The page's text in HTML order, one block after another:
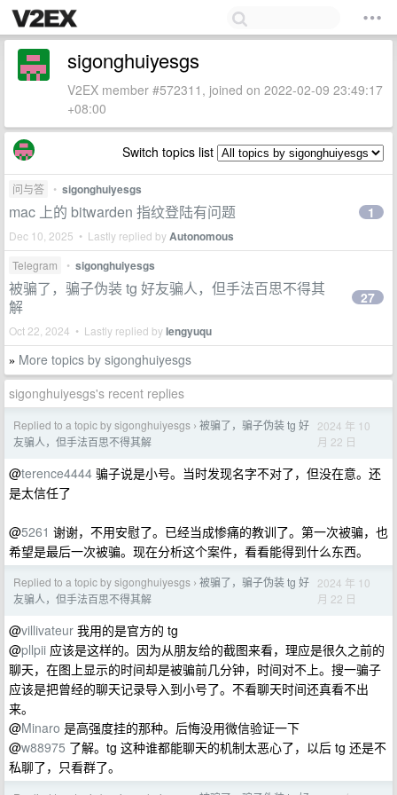
sigonghuiyesgs
V2EX member #572311, joined on 2022-02-09 23:49:17
+08:00
Switch topics list
问与答 • sigonghuiyesgs
mac 上的 bitwarden 指纹登陆有问题
Dec 10, 2025 • Lastly replied byAutonomous
1
Telegram • sigonghuiyesgs
被骗了，骗子伪装 tg 好友骗人，但手法百思不得其
解
Oct 22, 2024 • Lastly replied bylengyuqu
27
» More topics by sigonghuiyesgs
sigonghuiyesgs's recent replies
Replied to a topic by sigonghuiyesgs › 被骗了，骗子伪装 tg 好
友骗人，但手法百思不得其解
2024 年 10
月 22 日
@terence4444 骗子说是小号。当时发现名字不对了，但没在意。还
是太信任了
@5261 谢谢，不用安慰了。已经当成惨痛的教训了。第一次被骗，也
希望是最后一次被骗。现在分析这个案件，看看能得到什么东西。
Replied to a topic by sigonghuiyesgs › 被骗了，骗子伪装 tg 好
友骗人，但手法百思不得其解
2024 年 10
月 22 日
@villivateur 我用的是官方的 tg
@pllpii 应该是这样的。因为从朋友给的截图来看，理应是很久之前的
聊天，在图上显示的时间却是被骗前几分钟，时间对不上。搜一骗子
应该是把曾经的聊天记录导入到小号了。不看聊天时间还真看不出
来。
@Minaro 是高强度挂的那种。后悔没用微信验证一下
@w88975 了解。tg 这种谁都能聊天的机制太恶心了，以后 tg 还是不
私聊了，只看群了。